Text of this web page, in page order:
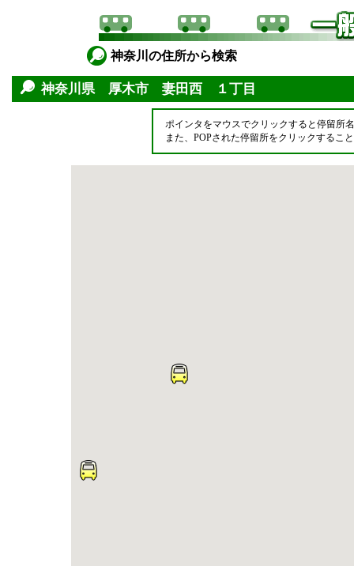
神奈川の住所から検索
神奈川県 厚木市 妻田西 １丁目
ポインタをマウスでクリックすると停留所
また、POPされた停留所をクリックするこ